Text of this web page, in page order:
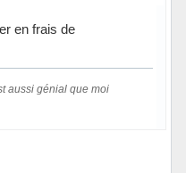
en frais de
aussi génial que moi